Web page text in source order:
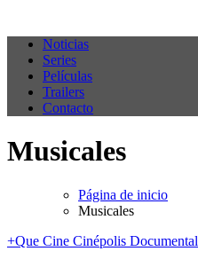
Noticias
Series
Películas
Trailers
Contacto
Musicales
Página de inicio
Musicales
+Que Cine Cinépolis Documental